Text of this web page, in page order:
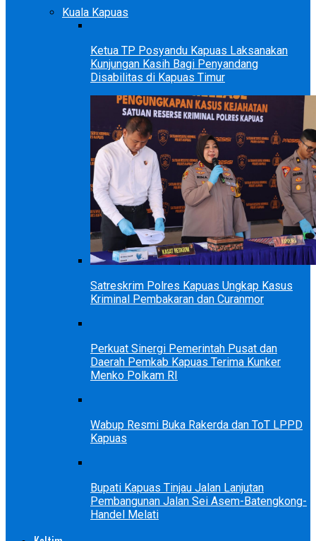
Kuala Kapuas
Ketua TP Posyandu Kapuas Laksanakan
Kunjungan Kasih Bagi Penyandang
Disabilitas di Kapuas Timur
Satreskrim Polres Kapuas Ungkap Kasus
Kriminal Pembakaran dan Curanmor
Perkuat Sinergi Pemerintah Pusat dan
Daerah Pemkab Kapuas Terima Kunker
Menko Polkam RI
Wabup Resmi Buka Rakerda dan ToT LPPD
Kapuas
Bupati Kapuas Tinjau Jalan Lanjutan
Pembangunan Jalan Sei Asem-Batengkong-
Handel Melati